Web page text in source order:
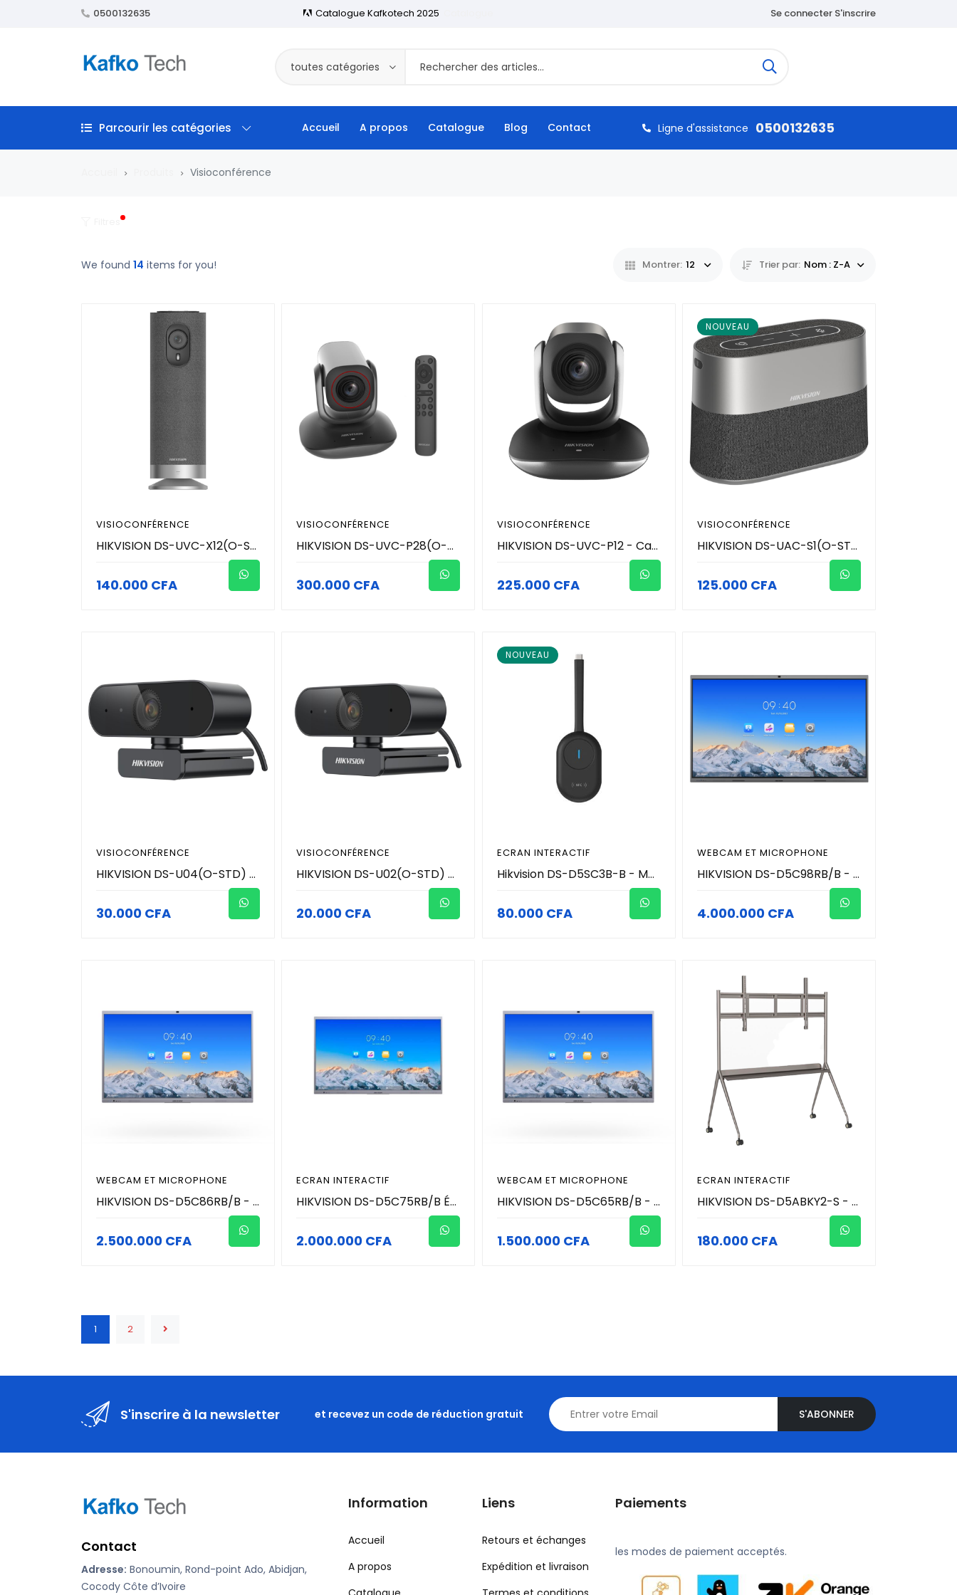
0500132635 Catalogue Kafkotech 2025 Se connecter S'inscrire
toutes catégories
Parcourir les catégories Accueil A propos Catalogue Blog Contact Ligne d'assistance 0500132635
Visioconférence
We found 14 items for you! Montrer: 12 Trier par: Nom : Z-A
VISIOCONFÉRENCE
HIKVISION DS-UVC-X12(O-STD) - Caméra de conférence portable- Microphones intégrés à 4 micros avec un son clair - Batterie au lithium intégrée de 2 450 mAh
140.000 CFA
VISIOCONFÉRENCE
HIKVISION DS-UVC-P28(O-STD) Caméra de vidéoconférence 4K – Zoom optique 12×, Suivi intelligent, Double micro, USB-C Plug & Play
300.000 CFA
VISIOCONFÉRENCE
HIKVISION DS-UVC-P12 - Caméra de conférence Motorisé ( PTZ) avec micro intégré - Resolution 2MP
225.000 CFA
NOUVEAU
VISIOCONFÉRENCE
HIKVISION DS-UAC-S1(O-STD) - Haut-parleur de conférence sans fil - batterie intégrée de 7,2 V/3 700 mAh permet à l'appareil de durer 10 heures après une charge complète - Prend en charge la connexion sans fil via Bluetooth et USB
125.000 CFA
VISIOCONFÉRENCE
HIKVISION DS-U04(O-STD) - Webcam 4MP (2K) 2560 × 1440 - Microphone intégré avec un son clair
30.000 CFA
VISIOCONFÉRENCE
HIKVISION DS-U02(O-STD) - Webcam 2MP 1920 × 1080 resolution - Microphone intégré avec un son clair
20.000 CFA
NOUVEAU
ECRAN INTERACTIF
Hikvision DS-D5SC3B-B - Module PC OPS pour Écran Interactif - Intel Core i5 - 8Go RAM - SSD 256Go - Windows Pro - Wi-Fi & Bluetooth - HDMI/DP 4K - Unité Centrale Embarquée Pro
80.000 CFA
WEBCAM ET MICROPHONE
HIKVISION DS-D5C98RB/B - 98 pouces 4K Moniteur (écran) tactile intéractif de conference avec microphone et caméra 4K (48MP Photo / 8MP Vidéo )
4.000.000 CFA
WEBCAM ET MICROPHONE
HIKVISION DS-D5C86RB/B - 86 pouces 4K écran tactile intéractif de conference avec microphone et caméra 8MP (4K) intégré
2.500.000 CFA
ECRAN INTERACTIF
HIKVISION DS-D5C75RB/B Écran interactif Écran UHD 4K avec une résolution de 3840 × 2160. Conception antireflet et anti-obstruction pour une interaction fluide.
2.000.000 CFA
WEBCAM ET MICROPHONE
HIKVISION DS-D5C65RB/B - 65 pouces 4K écran tactile intéractif de conference avec microphone et caméra 8MP (4K) intégré
1.500.000 CFA
ECRAN INTERACTIF
HIKVISION DS-D5ABKY2-S - Support pour écran intéractif 55/65/75 pouces
180.000 CFA
1 2
S'inscrire à la newsletter et recevez un code de réduction gratuit S'ABONNER
Contact
Adresse: Bonoumin, Rond-point Ado, Abidjan,
Cocody Côte d’Ivoire
Information
Accueil
A propos
Liens
Retours et échanges
Expédition et livraison
Paiements
les modes de paiement acceptés.